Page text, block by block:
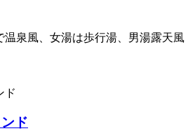
温泉風、女湯は歩行湯、男湯露天風
ド